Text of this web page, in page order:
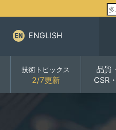
ENGLISH
技術トピックス
2/7更新
品質
CSR